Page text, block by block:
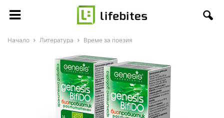
Начало Литература Време за поезия